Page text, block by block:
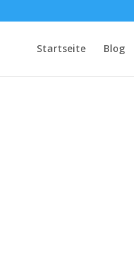
Startseite Blog